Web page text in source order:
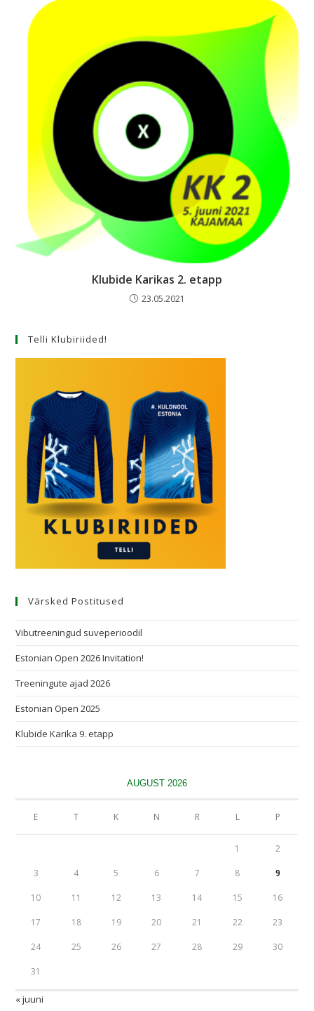
Klubide Karikas 2. etapp
23.05.2021
Telli Klubiriided!
Värsked Postitused
Vibutreeningud suveperioodil
Estonian Open 2026 Invitation!
Treeningute ajad 2026
Estonian Open 2025
Klubide Karika 9. etapp
AUGUST 2026
E T K N R L P
1 2
3 4 5 6 7 8 9
10 11 12 13 14 15 16
17 18 19 20 21 22 23
24 25 26 27 28 29 30
31
« juuni